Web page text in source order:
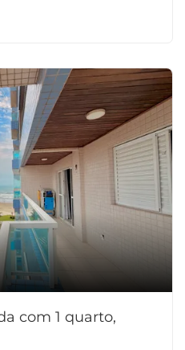
com 1 quarto,